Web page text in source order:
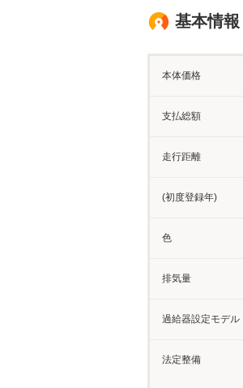
基本情報
本体価格
支払総額
走行距離
(初度登録年)
色
排気量
過給器設定モデル
法定整備